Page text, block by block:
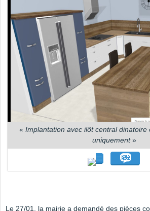
« Implantation avec ilôt central dinatoire
uniquement»
Le 27/01, la mairie a demandé des pièces